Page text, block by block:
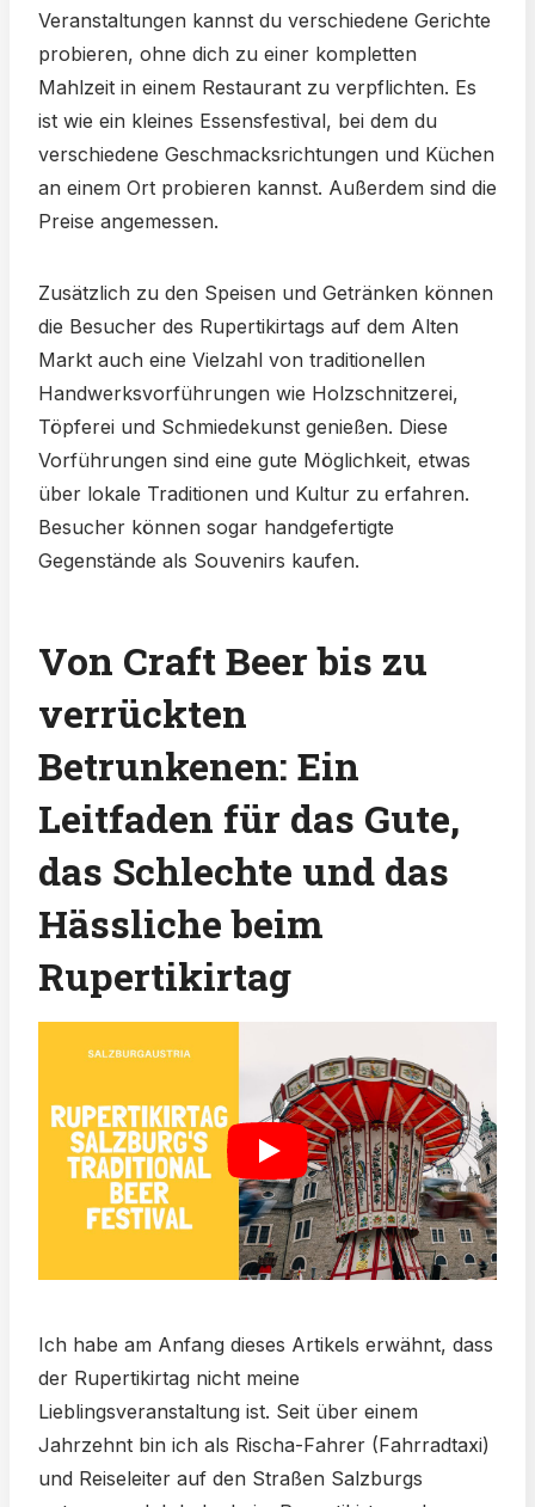
Veranstaltungen kannst du verschiedene Gerichte
probieren, ohne dich zu einer kompletten
Mahlzeit in einem Restaurant zu verpflichten. Es
ist wie ein kleines Essensfestival, bei dem du
verschiedene Geschmacksrichtungen und Küchen
an einem Ort probieren kannst. Außerdem sind die
Preise angemessen.
Zusätzlich zu den Speisen und Getränken können
die Besucher des Rupertikirtags auf dem Alten
Markt auch eine Vielzahl von traditionellen
Handwerksvorführungen wie Holzschnitzerei,
Töpferei und Schmiedekunst genießen. Diese
Vorführungen sind eine gute Möglichkeit, etwas
über lokale Traditionen und Kultur zu erfahren.
Besucher können sogar handgefertigte
Gegenstände als Souvenirs kaufen.
Von Craft Beer bis zu
verrückten
Betrunkenen: Ein
Leitfaden für das Gute,
das Schlechte und das
Hässliche beim
Rupertikirtag
Ich habe am Anfang dieses Artikels erwähnt, dass
der Rupertikirtag nicht meine
Lieblingsveranstaltung ist. Seit über einem
Jahrzehnt bin ich als Rischa-Fahrer (Fahrradtaxi)
und Reiseleiter auf den Straßen Salzburgs